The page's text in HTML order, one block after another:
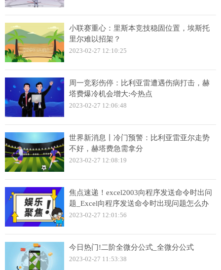
小联赛重心：里斯本竞技稳固位置，埃斯托
里尔难以招架？
2023-02-27 12:10:25
周一竞彩伤停：比利亚雷遭遇伤病打击，赫
塔费爆冷机会增大:今热点
2023-02-27 12:06:48
世界新消息丨冷门预警：比利亚雷亚尔走势
不好，赫塔费急需拿分
2023-02-27 12:08:19
焦点速递！excel2003向程序发送命令时出问
题_Excel向程序发送命令时出现问题怎么办
2023-02-27 12:01:56
今日热门!二阶全微分公式_全微分公式
2023-02-27 11:53:38